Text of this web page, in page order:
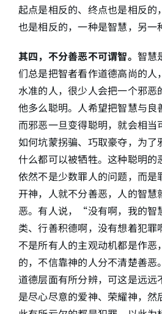
起点是相反的、终点也是相反的
也是相反的，一种是智慧，另一
其四，不分善恶不可谓智。 智慧
们总是把智者看作道德高尚的人
水准的人，很少人会把一个邪恶
他多么聪明。人希望把智慧与良
而邪恶一旦变得聪明，就会相当
如何坑蒙拐骗、巧取豪夺，为了
什么都可以被牺牲。这种聪明的
依然不是少数罪人的问题，而是
开神，人就不分善恶，人的智慧
恶。有人说，“没有啊，我的智
类、行善积德啊，没有想着犯
不是所有人的主观动机都是作恶
的，不信靠神的人分不清楚善恶
道德层面有所分辨，可这是远远
是尽心尽意的爱神、荣耀神，然